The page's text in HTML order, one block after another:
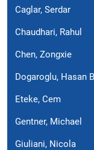
Caglar, Serdar
Chaudhari, Rahul
Chen, Zongxie
Dogaroglu, Hasan
Eteke, Cem
Gentner, Michael
Giuliani, Nicola